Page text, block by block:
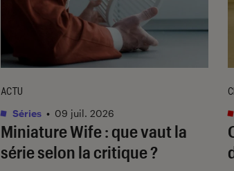
Miniature Wife: que vaut la
série selon la critique ?
ACTU
Séries • 09 juil. 2026